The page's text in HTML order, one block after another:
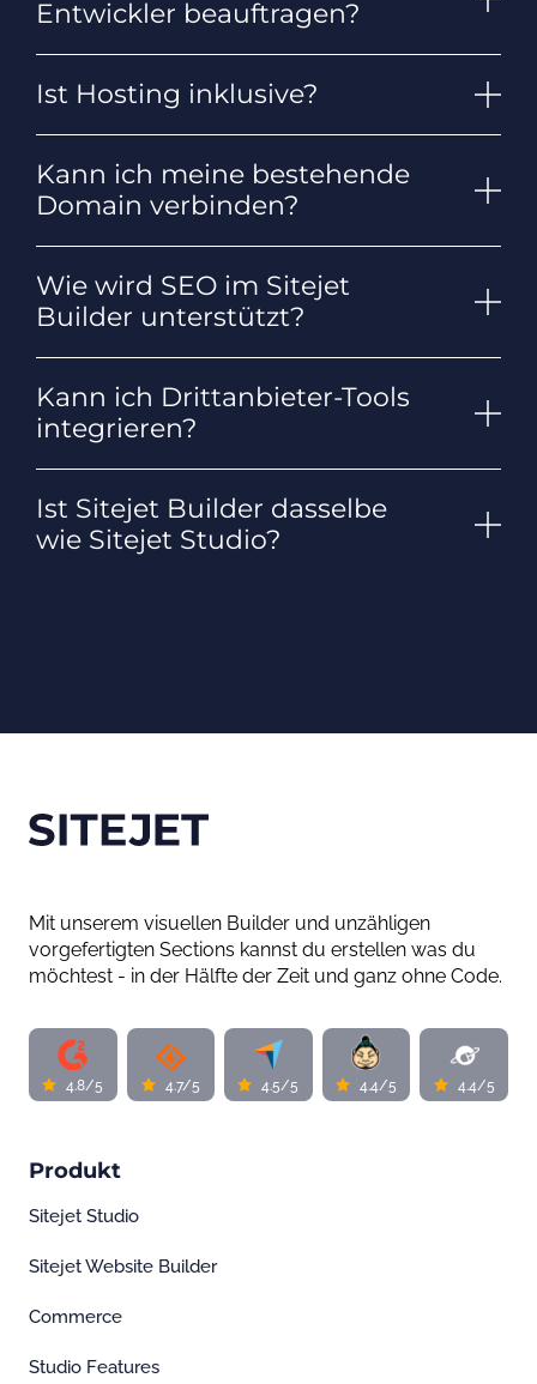
Entwickler beauftragen?
Ist Hosting inklusive?
Kann ich meine bestehende
Domain verbinden?
Wie wird SEO im Sitejet
Builder unterstützt?
Kann ich Drittanbieter-Tools
integrieren?
Ist Sitejet Builder dasselbe
wie Sitejet Studio?
Mit unserem visuellen Builder und unzähligen
vorgefertigten Sections kannst du erstellen was du
möchtest - in der Hälfte der Zeit und ganz ohne Code.
4.8/5 4.7/5 4.5/5 4.4/5 4.4/5
Produkt
Sitejet Studio
Sitejet Website Builder
Commerce
Studio Features